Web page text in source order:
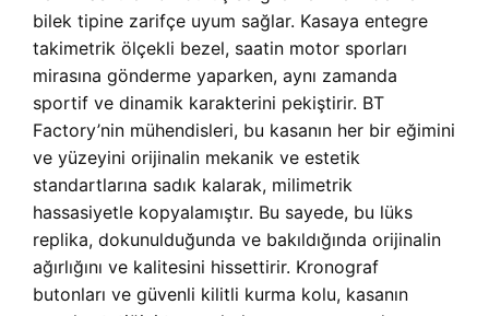
bilek tipine zarifçe uyum sağlar. Kasaya entegre
takimetrik ölçekli bezel, saatin motor sporları
mirasına gönderme yaparken, aynı zamanda
sportif ve dinamik karakterini pekiştirir. BT
Factory’nin mühendisleri, bu kasanın her bir eğimini
ve yüzeyini orijinalin mekanik ve estetik
standartlarına sadık kalarak, milimetrik
hassasiyetle kopyalamıştır. Bu sayede, bu lüks
replika, dokunulduğunda ve bakıldığında orijinalin
ağırlığını ve kalitesini hissettirir. Kronograf
butonları ve güvenli kilitli kurma kolu, kasanın